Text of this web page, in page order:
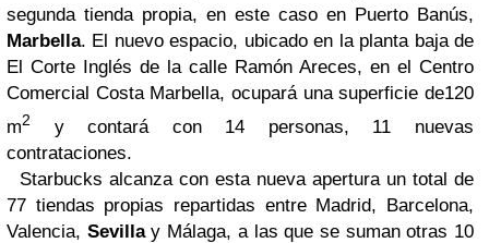
segunda tienda propia, en este caso en Puerto Banús,
Marbella. El nuevo espacio, ubicado en la planta bajade
El Corte Inglés de la calle Ramón Areces, en el Centro
Comercial Costa Marbella, ocupará una superficie de120
m2
y contará con 14 personas, 11 nuevas
contrataciones.
Starbucks alcanza con esta nueva apertura un total de
77 tiendas propias repartidas entre Madrid, Barcelona,
Valencia, Sevillay Málaga, a las que se suman otras 10